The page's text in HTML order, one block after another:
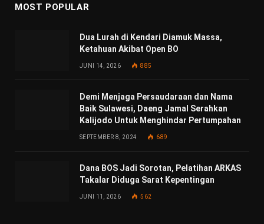
MOST POPULAR
Dua Lurah di Kendari Diamuk Massa,
Ketahuan Akibat Open BO
JUNI 14, 2026 885
Demi Menjaga Persaudaraan dan Nama
Baik Sulawesi, Daeng Jamal Serahkan
Kalijodo Untuk Menghindar Pertumpahan
SEPTEMBER 8, 2024 689
Dana BOS Jadi Sorotan, Pelatihan ARKAS
Takalar Diduga Sarat Kepentingan
JUNI 11, 2026 562